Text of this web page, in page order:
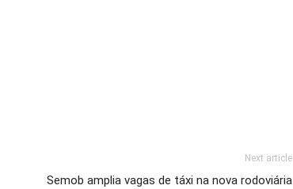
Next article
Semob amplia vagas de táxi na nova rodoviária